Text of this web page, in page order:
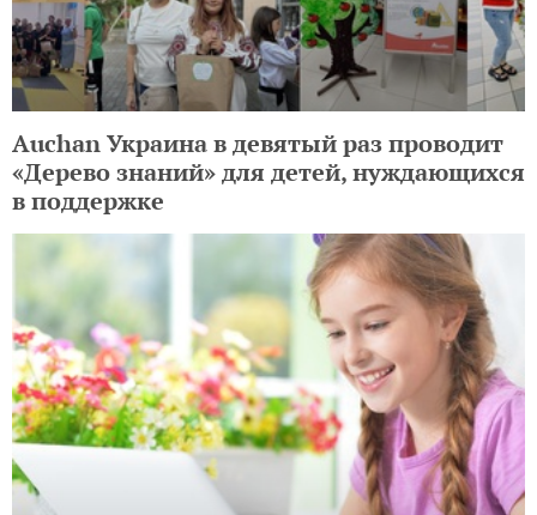
Auchan Украина в девятый раз проводит
«Дерево знаний» для детей, нуждающихся
в поддержке